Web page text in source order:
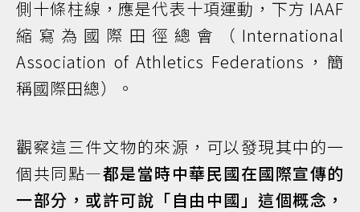
側十條柱線，應是代表十項運動，下方 IAAF
縮寫為國際田徑總會（International
Association of Athletics Federations，簡
稱國際田總）。
觀察這三件文物的來源，可以發現其中的一
個共同點—都是當時中華民國在國際宣傳的
一部分，或許可說「自由中國」這個概念，